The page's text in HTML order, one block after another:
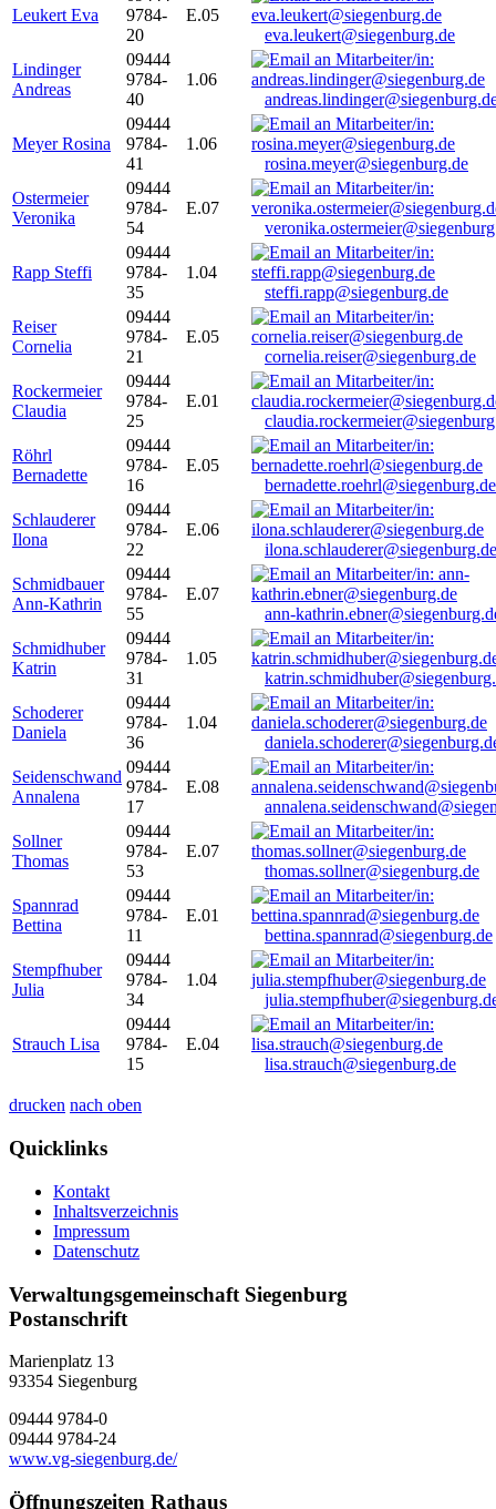
Leukert Eva
9784-
20
E.05
eva.leukert@siegenburg.de
Lindinger
Andreas
09444
9784-
40
1.06
Meyer Rosina
09444
9784-
41
1.06
rosina.meyer@siegenburg.de
Ostermeier
Veronika
09444
9784-
54
E.07
Rapp Steffi
09444
9784-
35
1.04
steffi.rapp@siegenburg.de
Reiser
Cornelia
09444
9784-
21
E.05
cornelia.reiser@siegenburg.de
Rockermeier
Claudia
09444
9784-
25
E.01
Röhrl
Bernadette
09444
9784-
16
E.05
bernadette.roehrl@siegenburg.de
Schlauderer
Ilona
09444
9784-
22
E.06
ilona.schlauderer@siegenburg.de
Schmidbauer
Ann-Kathrin
09444
9784-
55
E.07
ann-
Schmidhuber
Katrin
09444
9784-
31
1.05
Schoderer
Daniela
09444
9784-
36
1.04
Seidenschwand
Annalena
09444
9784-
17
E.08
Sollner
Thomas
09444
9784-
53
E.07
thomas.sollner@siegenburg.de
Spannrad
Bettina
09444
9784-
11
E.01
bettina.spannrad@siegenburg.de
Stempfhuber
Julia
09444
9784-
34
1.04
Strauch Lisa
09444
9784-
15
E.04
lisa.strauch@siegenburg.de
drucken nach oben
Quicklinks
Kontakt
Inhaltsverzeichnis
Impressum
Datenschutz
Verwaltungsgemeinschaft Siegenburg
Postanschrift
Marienplatz 13
93354 Siegenburg
09444 9784-0
09444 9784-24
www.vg-siegenburg.de/
Öffnungszeiten Rathaus